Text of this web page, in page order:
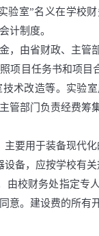
验室”名义在学校
计制度。
，由省财政、主管
项目任务书和项
术改造等。实验
管部门负责经费筹
主要用于装备现代
设备，应按学校有
由校财务处指定
意。建设费的所有